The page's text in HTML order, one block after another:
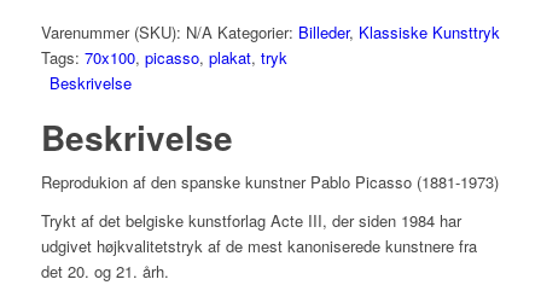
Varenummer (SKU): N/A Kategorier: Billeder, Klassiske Kunsttryk
Tags: 70x100, picasso, plakat, tryk
Beskrivelse
Beskrivelse
Reprodukion af den spanske kunstner Pablo Picasso (1881-1973)
Trykt af det belgiske kunstforlag Acte III, der siden 1984 har
udgivet højkvalitetstryk af de mest kanoniserede kunstnere fra
det 20. og 21. årh.